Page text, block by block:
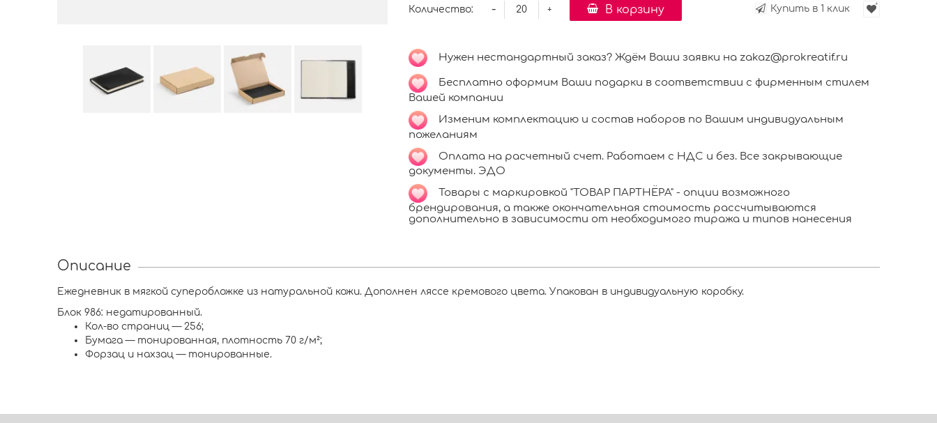
Количество: +
- В корзину Купить в 1 клик
Нужен нестандартный заказ? Ждём Ваши заявки на zakaz@prokreatif.ru
Бесплатно оформим Ваши подарки в соответствии с фирменным стилем
Вашей компании
Изменим комплектацию и состав наборов по Вашим индивидуальным
пожеланиям
Оплата на расчетный счет. Работаем с НДС и без. Все закрывающие
документы. ЭДО
Товары с маркировкой "ТОВАР ПАРТНЁРА" - опции возможного
брендирования, а также окончательная стоимость рассчитываются
дополнительно в зависимости от необходимого тиража и типов нанесения
Описание
Ежедневник в мягкой суперобложке из натуральной кожи. Дополнен ляссе кремового цвета. Упакован в индивидуальную коробку.
Блок 986: недатированный.
Кол-во страниц — 256;
Бумага — тонированная, плотность 70 г/м²;
Форзац и нахзац — тонированные.